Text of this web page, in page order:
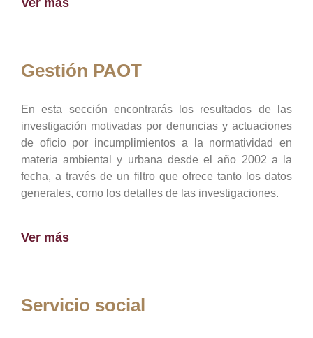
Ver más
Gestión PAOT
En esta sección encontrarás los resultados de las
investigación motivadas por denuncias y actuaciones
de oficio por incumplimientos a la normatividad en
materia ambiental y urbana desde el año 2002 a la
fecha, a través de un filtro que ofrece tanto los datos
generales, como los detalles de las investigaciones.
Ver más
Servicio social